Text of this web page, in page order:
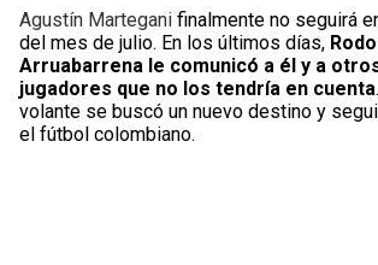
Agustín Martegani finalmente no seguirá
del mes de julio. En los últimos días,
Arruabarrena le comunicó a él y a
jugadores que no los tendría en cuenta
volante se buscó un nuevo destino y
el fútbol colombiano.